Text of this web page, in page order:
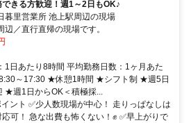
きる方歓迎！週1～2日もOK♪
暮里営業所 池上駅周辺の現場
／直行直帰の現場です。
1日あたり8時間 平均勤務日数：1ヶ月あた
～17:30 ★休憩1時間 ★シフト制 ★週5日
★週1日からOK＜積極採...
ント ✅少人数現場が中心！ 走りっぱなしは
可！ 急な出費も怖くない！✊ ✅早上がりで